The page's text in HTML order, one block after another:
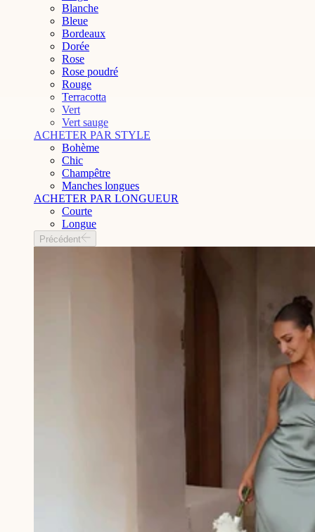
Blanche
Bleue
Bordeaux
Dorée
Rose
Rose poudré
Rouge
Terracotta
Vert
Vert sauge
ACHETER PAR STYLE
Bohème
Chic
Champêtre
Manches longues
ACHETER PAR LONGUEUR
Courte
Longue
Précédent